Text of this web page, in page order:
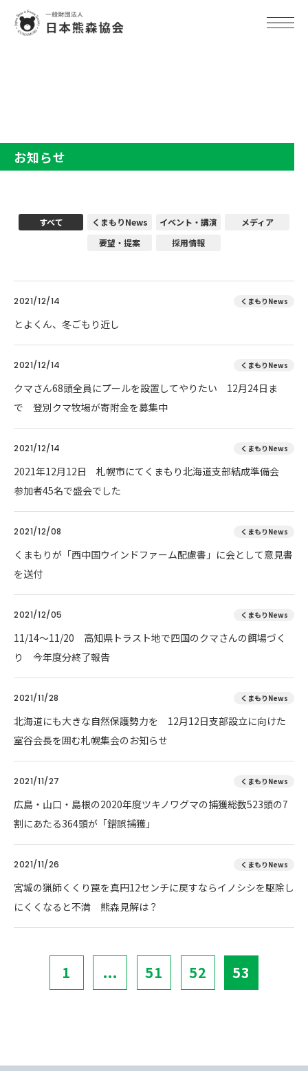
お知らせ
すべて くまもりNews イベント・講演
メディア
要望・提案
採用情報
2021/12/14 くまもりNews
とよくん、冬ごもり近し
2021/12/14 くまもりNews
クマさん68頭全員にプールを設置してやりたい 12月24日ま
で 登別クマ牧場が寄附金を募集中
2021/12/14 くまもりNews
2021年12月12日 札幌市にてくまもり北海道支部結成準備会
参加者45名で盛会でした
2021/12/08 くまもりNews
くまもりが「西中国ウインドファーム配慮書」に会として意見書
を送付
2021/12/05 くまもりNews
11/14～11/20 高知県トラスト地で四国のクマさんの餌場づく
り 今年度分終了報告
2021/11/28 くまもりNews
北海道にも大きな自然保護勢力を 12月12日支部設立に向けた
室谷会長を囲む札幌集会のお知らせ
2021/11/27 くまもりNews
広島・山口・島根の2020年度ツキノワグマの捕獲総数523頭の7
割にあたる364頭が「錯誤捕獲」
2021/11/26 くまもりNews
宮城の猟師くくり罠を真円12センチに戻すならイノシシを駆除し
にくくなると不満 熊森見解は？
1 ... 51 52 53